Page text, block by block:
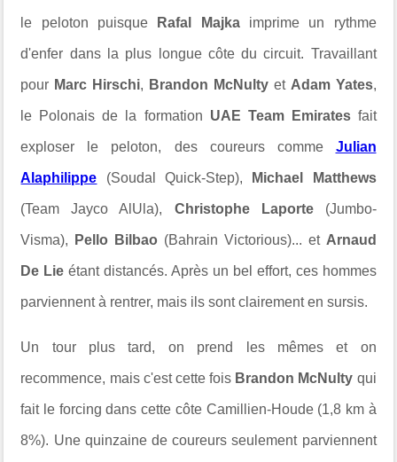
le peloton puisque Rafal Majkaimprime un rythme
d'enfer dans la plus longue côte du circuit. Travaillant
pour Marc Hirschi, Brandon McNultyet Adam Yates,
le Polonais de la formation UAE Team Emiratesfait
exploser le peloton, des coureurs comme Julian
Alaphilippe (Soudal Quick-Step), Michael Matthews
(Team Jayco AlUla), Christophe Laporte(Jumbo-
Visma), Pello Bilbao (Bahrain Victorious)... et Arnaud
De Lie étant distancés. Après un bel effort, ces hommes
parviennent à rentrer, mais ils sont clairement en sursis.
Un tour plus tard, on prend les mêmes et on
recommence, mais c'est cette fois Brandon McNulty qui
fait le forcing dans cette côte Camillien-Houde (1,8 km à
8%). Une quinzaine de coureurs seulement parviennent